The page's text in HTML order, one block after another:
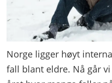
Norge ligger høyt
fall blant eldre. Nå går